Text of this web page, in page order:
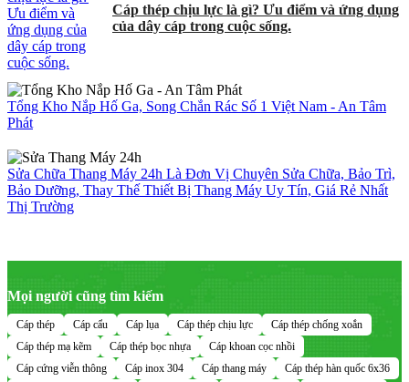
Cáp thép chịu lực là gì? Ưu điểm và ứng dụng
của dây cáp trong cuộc sống.
Tổng Kho Nắp Hố Ga, Song Chắn Rác Số 1 Việt Nam - An Tâm
Phát
Sửa Chữa Thang Máy 24h Là Đơn Vị Chuyên Sửa Chữa, Bảo Trì,
Bảo Dưỡng, Thay Thế Thiết Bị Thang Máy Uy Tín, Giá Rẻ Nhất
Thị Trường
Mọi người cũng tìm kiếm
Cáp thép Cáp cẩu Cáp lụa Cáp thép chịu lực
Cáp thép chống xoắn
Cáp thép mạ kẽm
Cáp thép bọc nhựa
Cáp khoan cọc nhồi
Cáp cứng viễn thông
Cáp inox 304 Cáp thang máy
Cáp thép hàn quốc 6x36